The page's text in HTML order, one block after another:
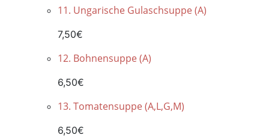
11. Ungarische Gulaschsuppe (A)
7,50€
12. Bohnensuppe (A)
6,50€
13. Tomatensuppe (A,L,G,M)
6,50€